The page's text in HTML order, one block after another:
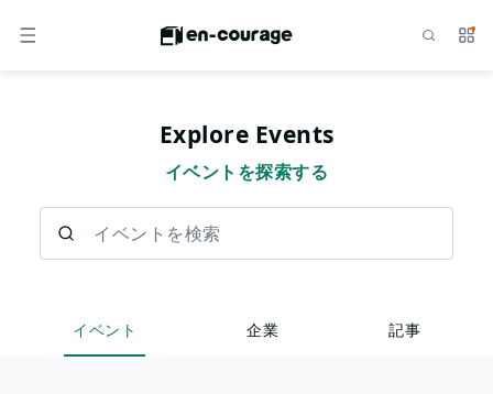
メニュー サ
Explore Events
イベントを探索する
イベント 企業 記事